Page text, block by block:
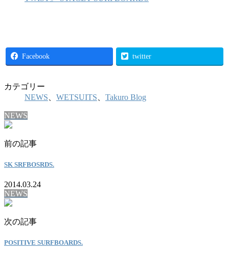
Facebook twitter
カテゴリー
NEWS
WETSUITS Takuro Blog
NEWS
前の記事
SK SRFBOSRDS.
2014.03.24
NEWS
次の記事
POSITIVE SURFBOARDS.